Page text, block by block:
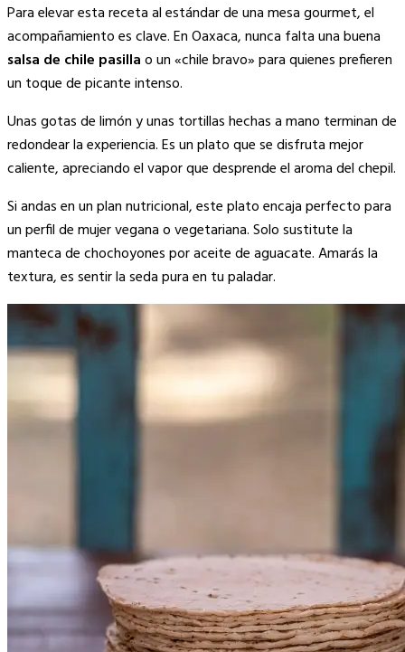
Para elevar esta receta al estándar de una mesa gourmet, el
acompañamiento es clave. En Oaxaca, nunca falta una buena
salsa de chile pasillao un «chile bravo» para quienes prefieren
un toque de picante intenso.
Unas gotas de limón y unas tortillas hechas a mano terminan de
redondear la experiencia. Es un plato que se disfruta mejor
caliente, apreciando el vapor que desprende el aroma del chepil.
Si andas en un plan nutricional, este plato encaja perfecto para
un perfil de mujer vegana o vegetariana. Solo sustitute la
manteca de chochoyones por aceite de aguacate. Amarás la
textura, es sentir la seda pura en tu paladar.